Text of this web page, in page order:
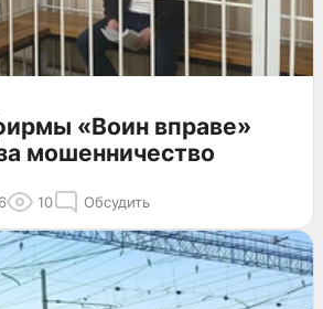
«Воин вправе»
мошенничество
10 Обсудить